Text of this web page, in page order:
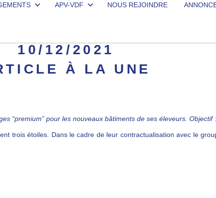
APV-VDF NOUS REJOINDRE
10/12/2021
À LA UNE
“premium” pour les nouveaux bâtiments de ses éleveurs.
trois étoiles. Dans le cadre de leur contractualisation avec le